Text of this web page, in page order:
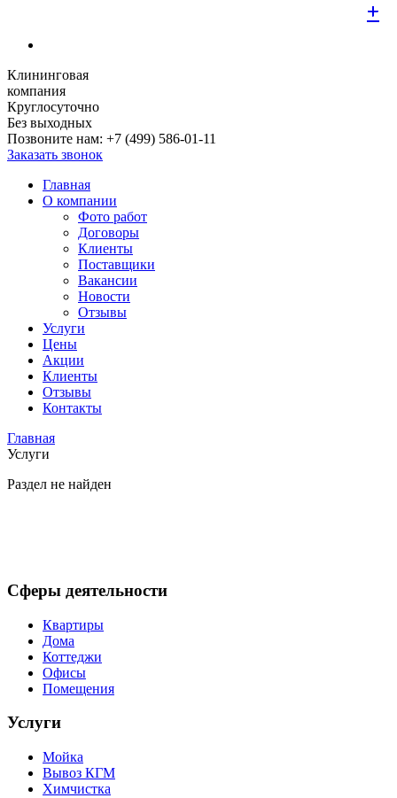
Клининговая
компания
Круглосуточно
Без выходных
Позвоните нам: +7 (499) 586-01-11
Заказать звонок
Главная
О компании
Фото работ
Договоры
Клиенты
Поставщики
Вакансии
Новости
Отзывы
Услуги
Цены
Акции
Клиенты
Отзывы
Контакты
Главная
Услуги
Раздел не найден
Сферы деятельности
Квартиры
+
Дома
+
Коттеджи
+
Офисы
+
Помещения
+
Услуги
Мойка
+
Вывоз КГМ
+
Химчистка
+
+